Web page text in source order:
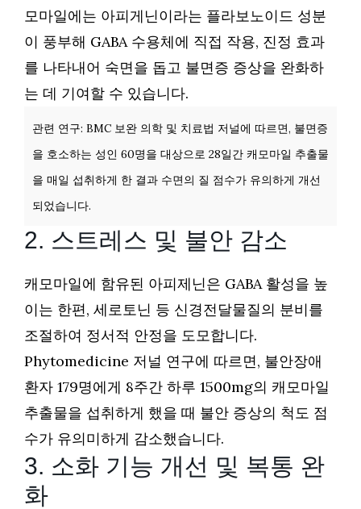
모마일에는 아피게닌이라는 플라보노이드 성분
이 풍부해 GABA 수용체에 직접 작용, 진정 효과
를 나타내어 숙면을 돕고 불면증 증상을 완화하
는 데 기여할 수 있습니다.
관련 연구: BMC 보완 의학 및 치료법 저널에 따르면, 불면증
을 호소하는 성인 60명을 대상으로 28일간 캐모마일 추출물
을 매일 섭취하게 한 결과 수면의 질 점수가 유의하게 개선
되었습니다.
2. 스트레스 및 불안 감소
캐모마일에 함유된 아피제닌은 GABA 활성을 높
이는 한편, 세로토닌 등 신경전달물질의 분비를
조절하여 정서적 안정을 도모합니다.
Phytomedicine 저널 연구에 따르면, 불안장애
환자 179명에게 8주간 하루 1500mg의 캐모마일
추출물을 섭취하게 했을 때 불안 증상의 척도 점
수가 유의미하게 감소했습니다.
3. 소화 기능 개선 및 복통 완
화